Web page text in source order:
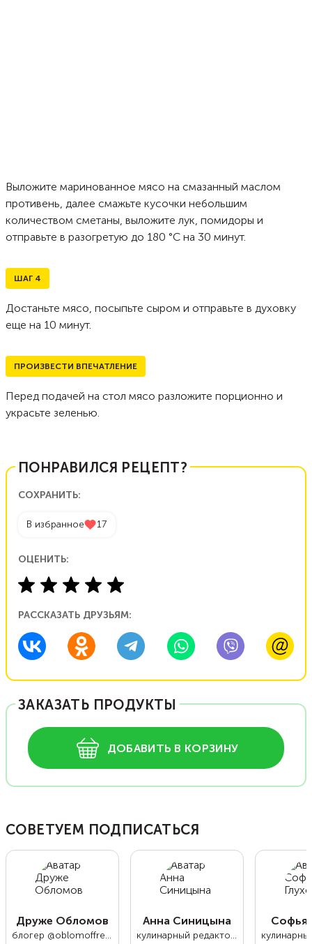
Выложите маринованное мясо на смазанный маслом
противень, далее смажьте кусочки небольшим
количеством сметаны, выложите лук, помидоры и
отправьте в разогретую до 180 °С на 30 минут.
ШАГ 4
Достаньте мясо, посыпьте сыром и отправьте в духовку
еще на 10 минут.
ПРОИЗВЕСТИ ВПЕЧАТЛЕНИЕ
Перед подачей на стол мясо разложите порционно и
украсьте зеленью.
ПОНРАВИЛСЯ РЕЦЕПТ?
СОХРАНИТЬ:
В избранное 17
ОЦЕНИТЬ:
РАССКАЗАТЬ ДРУЗЬЯМ:
ЗАКАЗАТЬ ПРОДУКТЫ
ДОБАВИТЬ В КОРЗИНУ
СОВЕТУЕМ ПОДПИСАТЬСЯ
Друже Обломов
блогер @oblomoffrecipe
Анна Синицына
кулинарный редактор Food.ru
Софья